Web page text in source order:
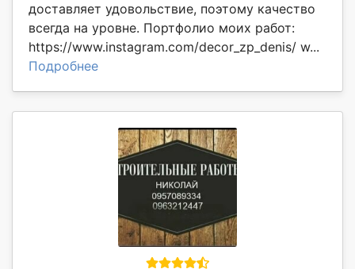
доставляет удовольствие, поэтому качество
всегда на уровне. Портфолио моих работ:
https://www.instagram.com/decor_zp_denis/ w...
Подробнее